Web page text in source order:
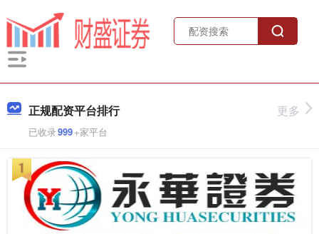
正规配资平台排行
已收录999+家平台
更多